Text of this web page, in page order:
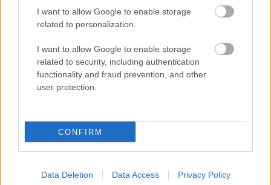
I want to allow Google to enable storage
related to personalization.
I want to allow Google to enable storage
related to security, including authentication
functionality and fraud prevention, and other
user protection.
CONFIRM
Data Deletion Data Access Privacy Policy